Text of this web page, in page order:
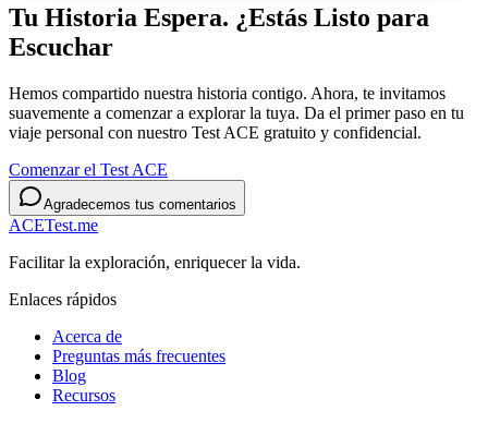
Tu Historia Espera. ¿Estás Listo para
Escuchar
Hemos compartido nuestra historia contigo. Ahora, te invitamos
suavemente a comenzar a explorar la tuya. Da el primer paso en tu
viaje personal con nuestro Test ACE gratuito y confidencial.
Comenzar el Test ACE
Agradecemos tus comentarios
ACETest.me
Facilitar la exploración, enriquecer la vida.
Enlaces rápidos
Acerca de
Preguntas más frecuentes
Blog
Recursos